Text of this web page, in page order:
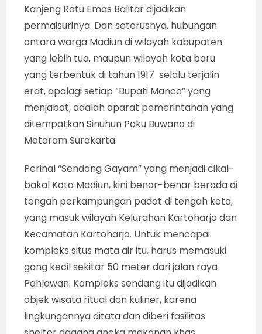
Kanjeng Ratu Emas Balitar dijadikan
permaisurinya. Dan seterusnya, hubungan
antara warga Madiun di wilayah kabupaten
yang lebih tua, maupun wilayah kota baru
yang terbentuk di tahun 1917 selalu terjalin
erat, apalagi setiap “Bupati Manca” yang
menjabat, adalah aparat pemerintahan yang
ditempatkan Sinuhun Paku Buwana di
Mataram Surakarta.
Perihal “Sendang Gayam” yang menjadi cikal-
bakal Kota Madiun, kini benar-benar berada di
tengah perkampungan padat di tengah kota,
yang masuk wilayah Kelurahan Kartoharjo dan
Kecamatan Kartoharjo. Untuk mencapai
kompleks situs mata air itu, harus memasuki
gang kecil sekitar 50 meter dari jalan raya
Pahlawan. Kompleks sendang itu dijadikan
objek wisata ritual dan kuliner, karena
lingkungannya ditata dan diberi fasilitas